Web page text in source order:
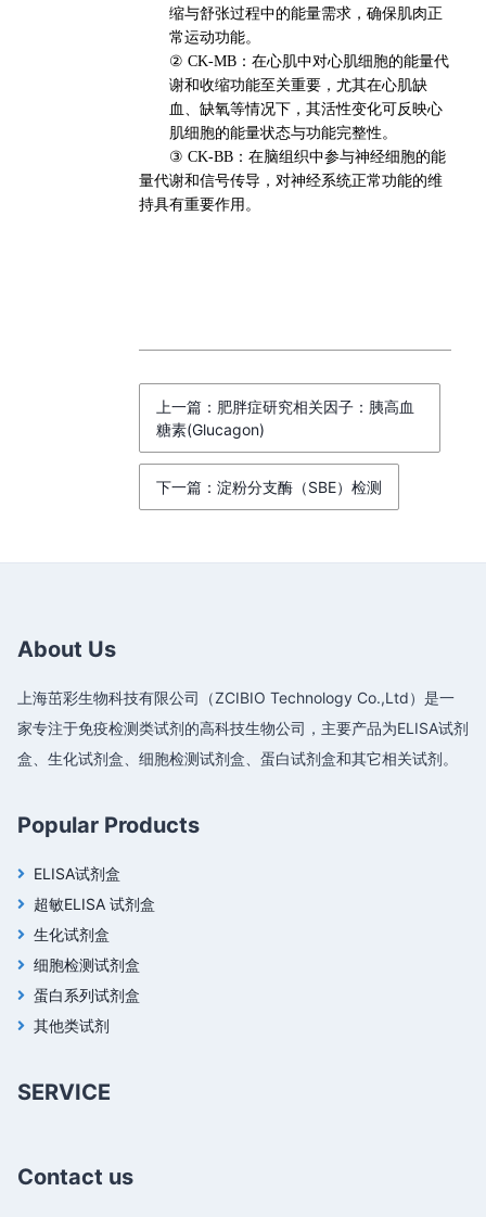
缩与舒张过程中的能量需求，确保肌肉正
常运动功能。
② CK-MB：在心肌中对心肌细胞的能量代
谢和收缩功能至关重要，尤其在心肌缺
血、缺氧等情况下，其活性变化可反映心
肌细胞的能量状态与功能完整性。
③ CK-BB：在脑组织中参与神经细胞的能
量代谢和信号传导，对神经系统正常功能的维
持具有重要作用。
上一篇：肥胖症研究相关因子：胰高血
糖素(Glucagon)
下一篇：淀粉分支酶（SBE）检测
About Us
上海茁彩生物科技有限公司（ZCIBIO Technology Co.,Ltd）是一
家专注于免疫检测类试剂的高科技生物公司，主要产品为ELISA试剂
盒、生化试剂盒、细胞检测试剂盒、蛋白试剂盒和其它相关试剂。
Popular Products
ELISA试剂盒
超敏ELISA 试剂盒
生化试剂盒
细胞检测试剂盒
蛋白系列试剂盒
其他类试剂
SERVICE
Contact us